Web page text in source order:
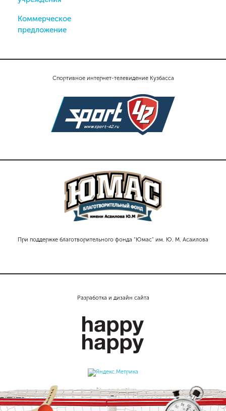
Спортивное интернет-телевидение Кузбасса
При поддержке благотворительного фонда "Юмас" им. Ю. М. Асаилова
Коммерческое
предложение
Разработка и дизайн сайта